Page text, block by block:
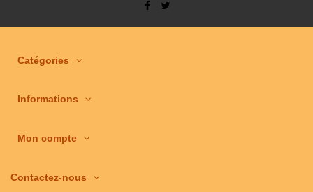
Catégories
Informations
Mon compte
Contactez-nous